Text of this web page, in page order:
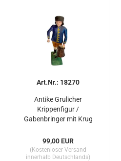
Art.Nr.: 18270
Antike Grulicher
Krippenfigur /
Gabenbringer mit Krug
99,00 EUR
(Kostenloser Versand
innerhalb Deutschlands)